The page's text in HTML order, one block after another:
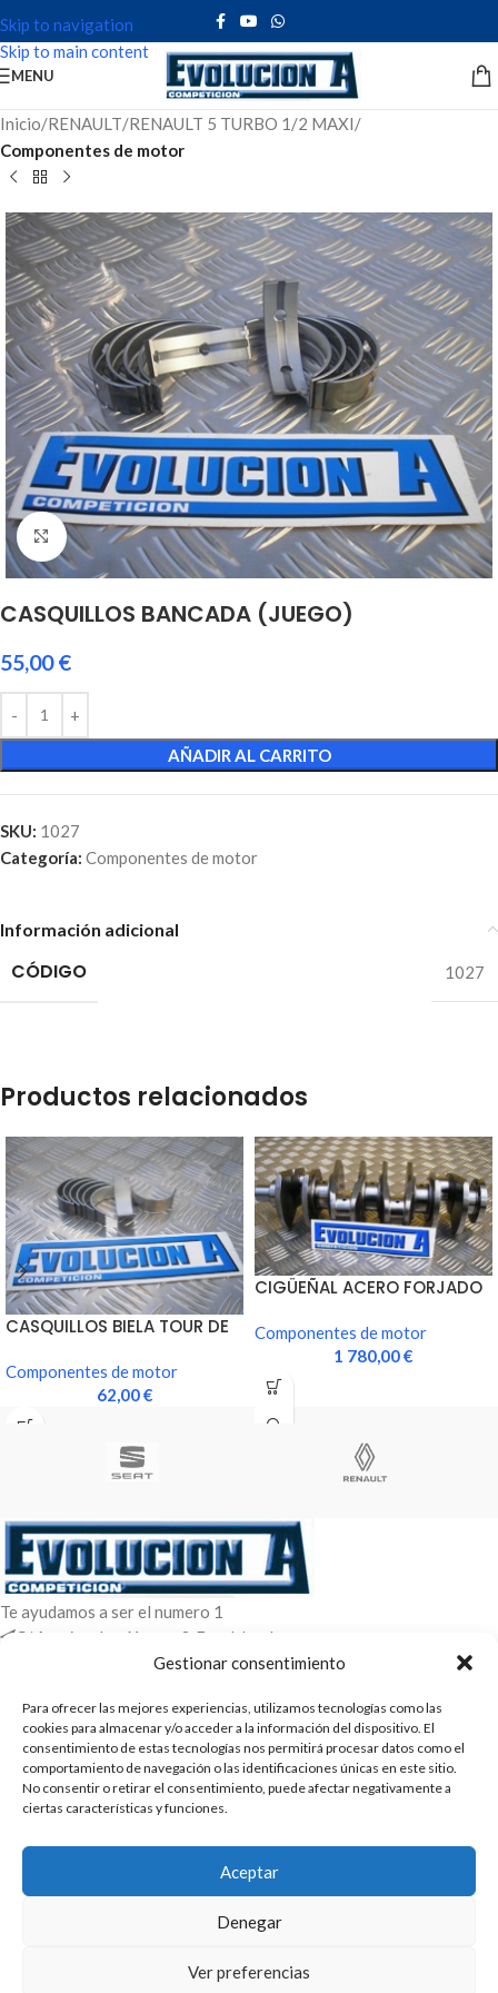
Gestionar consentimiento
Para ofrecer las mejores experiencias, utilizamos tecnologías como las
cookies para almacenar y/o acceder a la información del dispositivo. El
consentimiento de estas tecnologías nos permitirá procesar datos como el
comportamiento de navegación o las identificaciones únicas en este sitio.
No consentir o retirar el consentimiento, puede afectar negativamente a
ciertas características y funciones.
Aceptar
Denegar
Ver preferencias
Skip to navigation
Skip to main content
MENU
Inicio RENAULT RENAULT 5 TURBO 1/2 MAXI
Componentes de motor
Click to enlarge
CASQUILLOS BANCADA (JUEGO)
55,00€
AÑADIR AL CARRITO
SKU: 1027
Categoría: Componentes de motor
Información adicional
CÓDIGO 1027
Productos relacionados
CASQUILLOS BIELA TOUR DE
Componentes de motor
62,00€
CIGÜEÑAL ACERO FORJADO
Componentes de motor
1 780,00€
Te ayudamos a ser el numero 1
C/ Arquimedes 61 nave 2. Fuenlabrada
WhatsApp +34 670604426
ENTRADAS RECIENTES
POLÍTICAS
2025 | Evolucion-A Competicion: Fabricación y distribución,
comercialización de repuestos para automóvil